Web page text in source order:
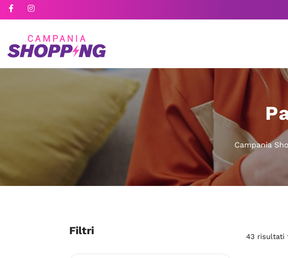
Campania
Filtri 43 risultati